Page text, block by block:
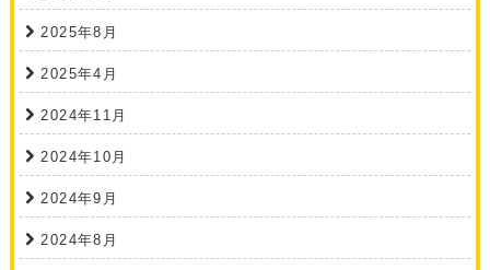
2025年8月
2025年4月
2024年11月
2024年10月
2024年9月
2024年8月